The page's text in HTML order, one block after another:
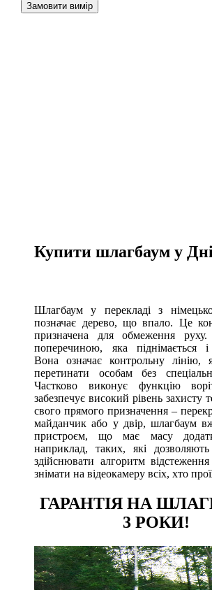
Замовити вимір
Купити шлагбаум у
Шлагбаум у перекладі з
позначає дерево, що впало. Це
призначена для обмеження
поперечиною, яка піднімається і
Вона означає контрольну лінію,
перетинати особам без
Частково виконує функцію
забезпечує високий рівень захисту
свого прямого призначення –
майданчик або у двір, шлагбаум
пристроєм, що має масу
наприклад, таких, які
здійснювати алгоритм
знімати на відеокамеру всіх, хто
ГАРАНТІЯ НА
3 РОКИ!